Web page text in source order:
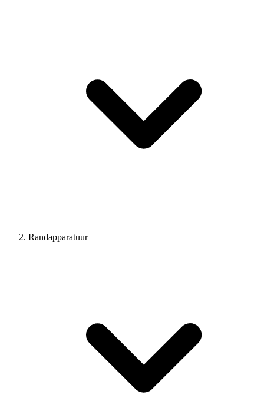
Randapparatuur